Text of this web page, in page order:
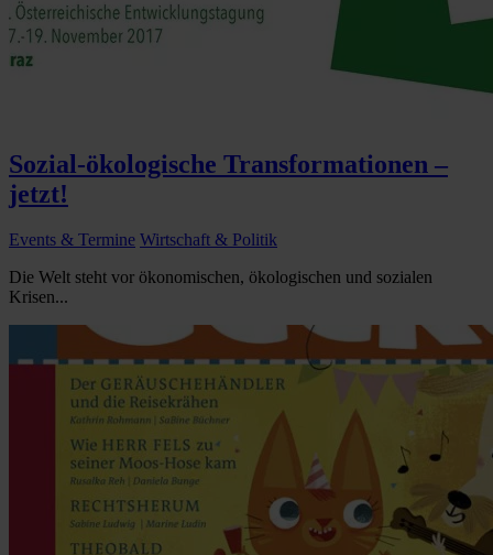
Sozial-ökologische Transformationen –
jetzt!
Events & Termine Wirtschaft & Politik
Die Welt steht vor ökonomischen, ökologischen und sozialen
Krisen...